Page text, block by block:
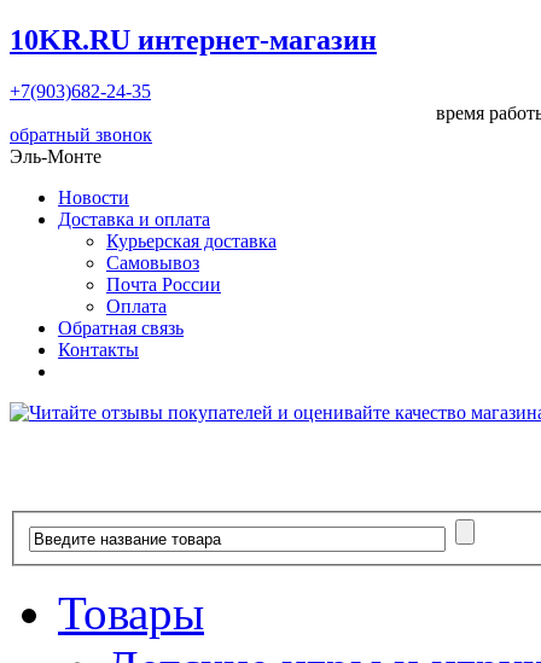
10KR.RU интернет-магазин
+7(903)682-24-35
время
обратный звонок
Эль-Монте
Новости
Доставка и оплата
Курьерская доставка
Самовывоз
Почта России
Оплата
Обратная связь
Контакты
Товары